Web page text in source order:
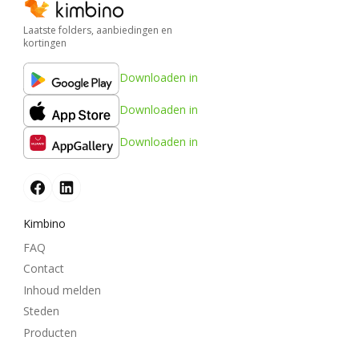
Laatste folders, aanbiedingen en
kortingen
Downloaden in
Downloaden in
Downloaden in
Kimbino
FAQ
Contact
Inhoud melden
Steden
Producten